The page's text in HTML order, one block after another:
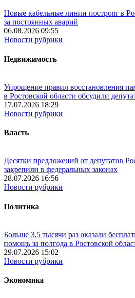
Новые кабельные линии построят в
за постоянных аварий
06.08.2026 09:55
Новости рубрики
Недвижимость
Упрощение правил восстановления
в Ростовской области обсудили
17.07.2026 18:29
Новости рубрики
Власть
Десятки предложений от депутатов
закрепили в федеральных законах
28.07.2026 16:56
Новости рубрики
Политика
Больше 3,5 тысячи раз оказали
помощь за полгода в Ростовской
29.07.2026 15:02
Новости рубрики
Экономика